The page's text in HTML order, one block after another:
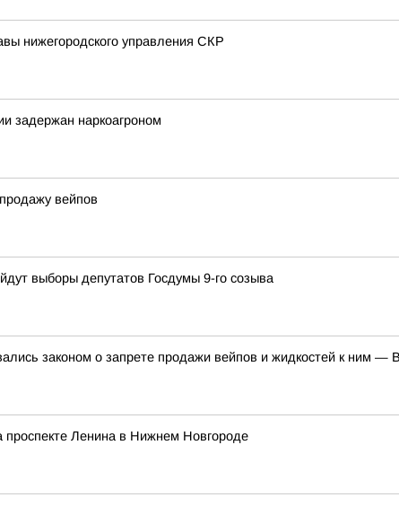
нижегородского управления СКР
задержан наркоагроном
вейпов
выборы депутатов Госдумы 9-го созыва
законом о запрете продажи вейпов и жидкостей к ним —
Ленина в Нижнем Новгороде